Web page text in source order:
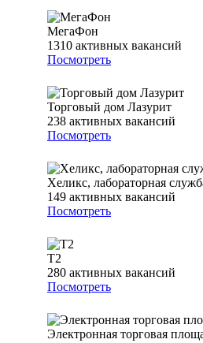
МегаФон
1310 активных вакансий
Посмотреть
Торговый дом Лазурит
238 активных вакансий
Посмотреть
Хеликс, лабораторная
149 активных вакансий
Посмотреть
T2
280 активных вакансий
Посмотреть
Электронная торговая